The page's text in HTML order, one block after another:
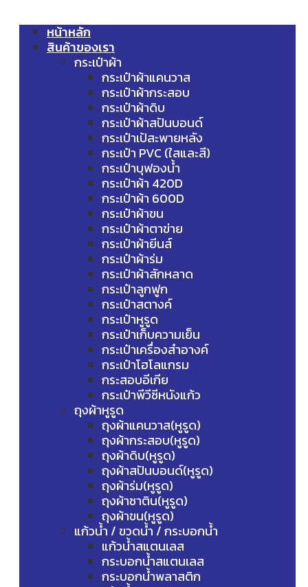
หน้าหลัก
สินค้าของเรา
กระเป๋าผ้า
กระเป๋าผ้าแคนวาส
กระเป๋าผ้ากระสอบ
กระเป๋าผ้าดิบ
กระเป๋าผ้าสปันบอนด์
กระเป๋าเป้สะพายหลัง
กระเป๋า PVC (ใสและสี)
กระเป๋าบุฟองน้ำ
กระเป๋าผ้า 420D
กระเป๋าผ้า 600D
กระเป๋าผ้าขน
กระเป๋าผ้าตาข่าย
กระเป๋าผ้ายีนส์
กระเป๋าผ้าร่ม
กระเป๋าผ้าสักหลาด
กระเป๋าลูกฟูก
กระเป๋าสตางค์
กระเป๋าหูรูด
กระเป๋าเก็บความเย็น
กระเป๋าเครื่องสำอางค์
กระเป๋าโฮโลแกรม
กระสอบอีเกีย
กระเป๋าพีวีซีหนังแก้ว
ถุงผ้าหูรูด
ถุงผ้าแคนวาส(หูรูด)
ถุงผ้ากระสอบ(หูรูด)
ถุงผ้าดิบ(หูรูด)
ถุงผ้าสปันบอนด์(หูรูด)
ถุงผ้าร่ม(หูรูด)
ถุงผ้าซาติน(หูรูด)
ถุงผ้าขน(หูรูด)
แก้วน้ำ / ขวดน้ำ / กระบอกน้ำ
แก้วน้ำสแตนเลส
กระบอกน้ำสแตนเลส
กระบอกน้ำพลาสติก